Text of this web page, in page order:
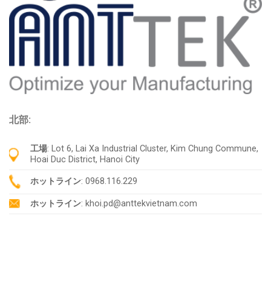
北部:
工場: Lot 6, Lai Xa Industrial Cluster, Kim Chung Commune,
Hoai Duc District, Hanoi City
ホットライン: 0968.116.229
ホットライン: khoi.pd@anttekvietnam.com